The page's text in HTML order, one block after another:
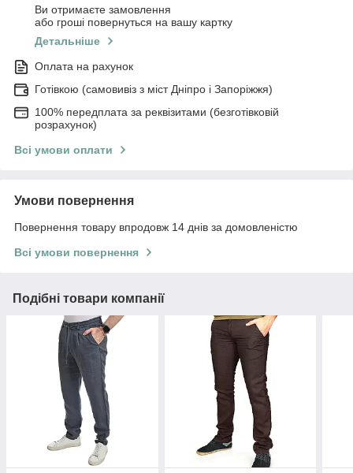
Ви отримаєте замовлення
або гроші повернуться на вашу картку
Детальніше
Оплата на рахунок
Готівкою (самовивіз з міст Дніпро і Запоріжжя)
100% передплата за реквізитами (безготівковій
розрахунок)
Всі умови оплати
Умови повернення
Повернення товару впродовж 14 днів за домовленістю
Всі умови повернення
Подібні товари компанії